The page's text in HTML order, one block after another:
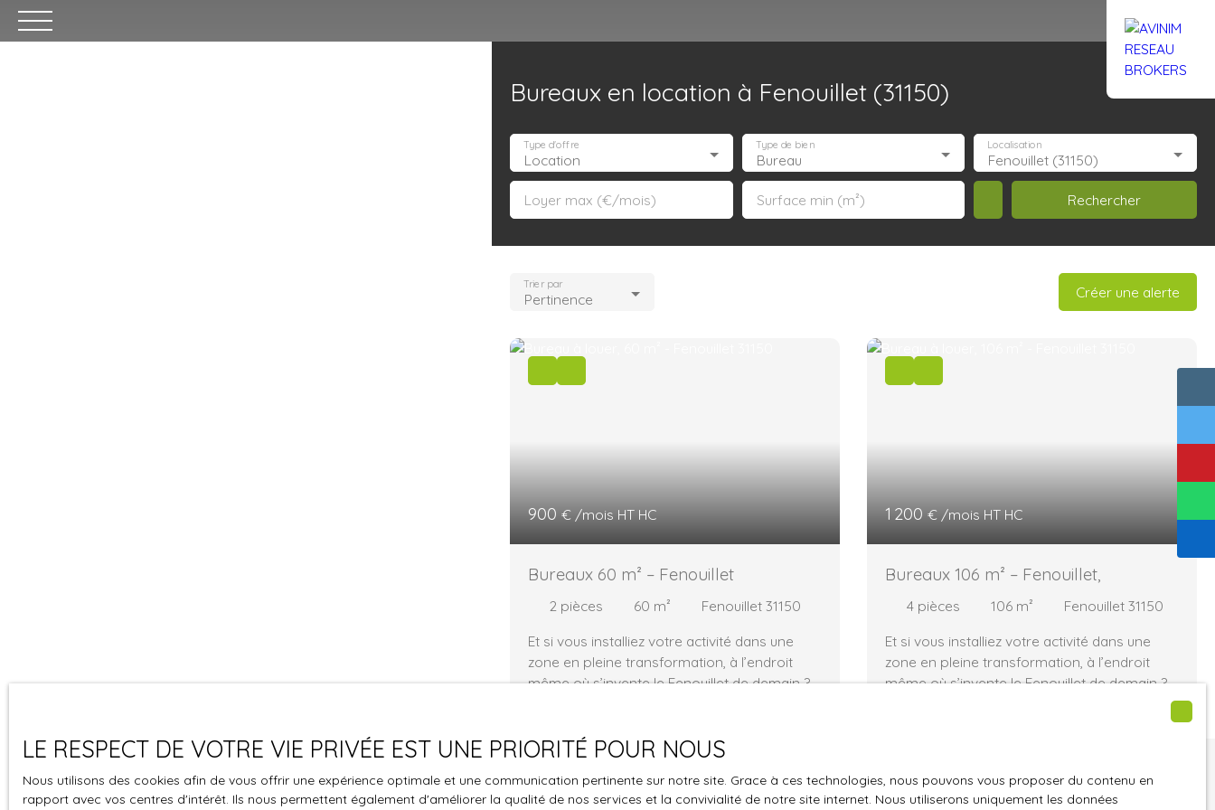
Bureaux en location à Fenouillet (31150)
Location
Type d'offre
Bureau
Type de bien
Fenouillet (31150)
Localisation
Loyer max (€/mois) Surface min (m²) Rechercher
Pertinence
Trier par Créer une alerte
900 € /mois HT HC
Bureaux 60 m² – Fenouillet
2 pièces 60 m²
Fenouillet 31150
Et si vous installiez votre activité dans une
zone en pleine transformation, à l’endroit
même où s’invente le Fenouillet de demain ?
moderne, au cœur du secteur Soferti,
d’échanges multimodal et la requalification de
1 200 € /mois HT HC
Bureaux 106 m² – Fenouillet,
4 pièces 106 m²
Fenouillet 31150
Et si vous installiez votre activité dans une
zone en pleine transformation, à l’endroit
même où s’invente le Fenouillet de demain ?
Ces bureaux de 106 m², entièrement refaits à
d’échanges multimodal et la requalification de
Vous ne trouvez pas
LE RESPECT DE VOTRE VIE PRIVÉE EST UNE PRIORITÉ POUR NOUS
Nous utilisons des cookies afin de vous offrir une expérience optimale et une communication pertinente sur notre site. Grace à ces technologies, nous pouvons vous proposer du contenu en
rapport avec vos centres d'intérêt. Ils nous permettent également d'améliorer la qualité de nos services et la convivialité de notre site internet. Nous utiliserons uniquement les données